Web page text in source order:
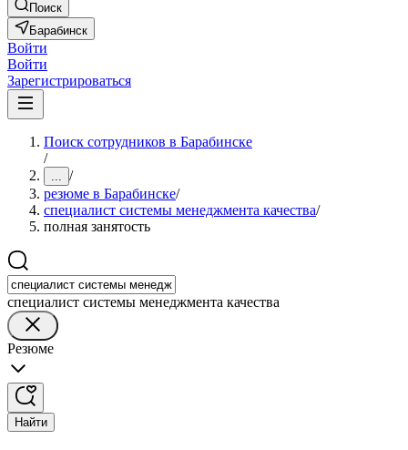
Поиск
Барабинск
Войти
Войти
Зарегистрироваться
Поиск сотрудников в Барабинске
/
... /
резюме в Барабинске/
специалист системы менеджмента качества/
полная занятость
специалист системы менеджмента качества
Резюме
Найти